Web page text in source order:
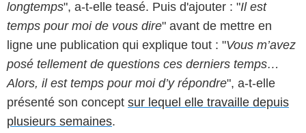
longtemps", a-t-elle teasé. Puis d'ajouter : "Il est
temps pour moi de vous dire" avant de mettre en
ligne une publication qui explique tout : "Vous m’avez
posé tellement de questions ces derniers temps…
Alors, il est temps pour moi d’y répondre", a-t-elle
présenté son concept sur lequel elle travaille depuis
plusieurs semaines.